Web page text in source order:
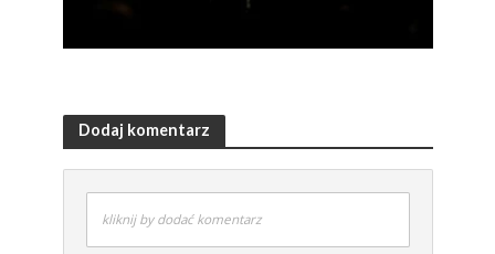
Dodaj komentarz
kliknij by dodać komentarz